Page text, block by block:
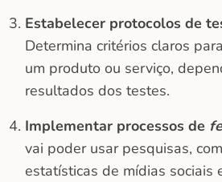
Estabelecer protocolos de
Determina critérios claros
um produto ou serviço,
resultados dos testes.
Implementar processos de
vai poder usar pesquisas,
estatísticas de mídias sociais